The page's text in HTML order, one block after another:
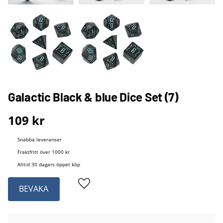
Galactic Black & blue Dice Set (7)
109 kr
Lägg till i favoriter
Snabba leveranser
Fraktfritt över 1000 kr
Alltid 30 dagars öppet köp
BEVAKA